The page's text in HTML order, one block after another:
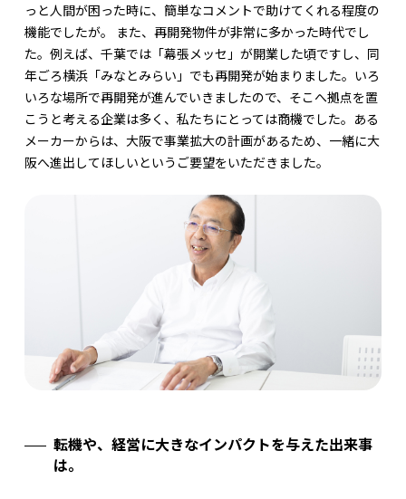
っと人間が困った時に、簡単なコメントで助けてくれる程度の
機能でしたが。 また、再開発物件が非常に多かった時代でし
た。例えば、千葉では「幕張メッセ」が開業した頃ですし、同
年ごろ横浜「みなとみらい」でも再開発が始まりました。いろ
いろな場所で再開発が進んでいきましたので、そこへ拠点を置
こうと考える企業は多く、私たちにとっては商機でした。ある
メーカーからは、大阪で事業拡大の計画があるため、一緒に大
阪へ進出してほしいというご要望をいただきました。
転機や、経営に大きなインパクトを与えた出来事
は。